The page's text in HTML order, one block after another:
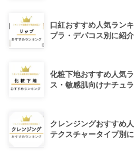
口紅おすすめ人気ラン
プラ・デパコス別に紹介
化粧下地おすすめ人気
ス・敏感肌向けナチュ
クレンジングおすすめ
テクスチャータイプ別に